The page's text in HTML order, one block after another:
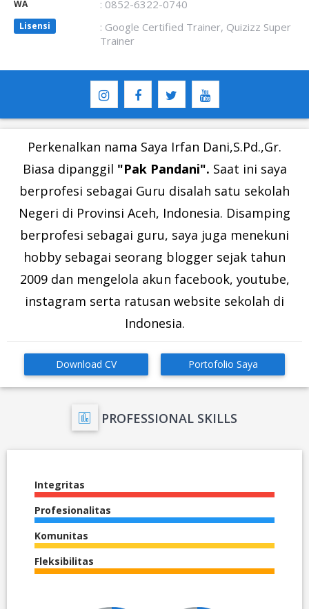
WA : 0852-6322-0740
Lisensi
: Google Certified Trainer, Quizizz Super
Trainer
Perkenalkan nama Saya Irfan Dani,S.Pd.,Gr.
Biasa dipanggil "Pak Pandani". Saat ini saya
berprofesi sebagai Guru disalah satu sekolah
Negeri di Provinsi Aceh, Indonesia. Disamping
berprofesi sebagai guru, saya juga menekuni
hobby sebagai seorang blogger sejak tahun
2009 dan mengelola akun facebook, youtube,
instagram serta ratusan website sekolah di
Indonesia.
Download CV Portofolio Saya
PROFESSIONAL SKILLS
Integritas
Profesionalitas
Komunitas
Fleksibilitas